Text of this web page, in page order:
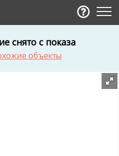
снято с показа
объекты